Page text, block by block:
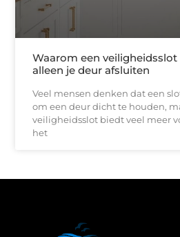
Waarom een
alleen je deur afsluiten
Veel mensen denken dat een
om een deur dicht te houden,
veiligheidsslot biedt veel meer
het